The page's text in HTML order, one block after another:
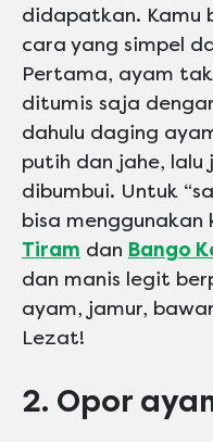
didapatkan. Kamu
cara yang simpel
Pertama, ayam
ditumis saja
dahulu daging
putih dan jahe, lalu
dibumbui. Untuk
bisa menggunakan
Tiram dan Bango
dan manis legit
ayam, jamur,
Lezat!
2. Opor